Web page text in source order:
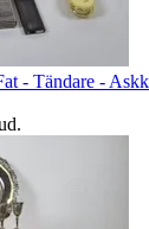
- Tändare -
.